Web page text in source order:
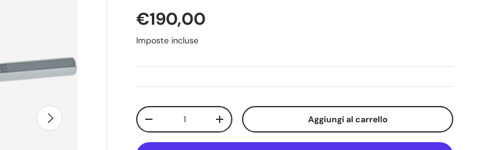
Avanti
€190,00
Imposte incluse
Q.tà
-
+ Aggiungi al carrello